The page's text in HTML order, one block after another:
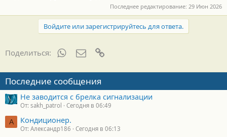
Последнее редактирование: 29 Июн 2026
Войдите или зарегистрируйтесь для ответа.
Поделиться: WhatsAppЭлектронная почта
Последние сообщения
Не заводится с брелка сигнализации
От: sakh_patrol Сегодня в 06:49
А Кондиционер.
От: Александр186 Сегодня в 06:13